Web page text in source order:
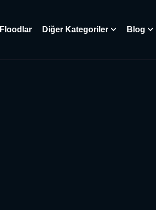
Diğer Kategoriler Blog